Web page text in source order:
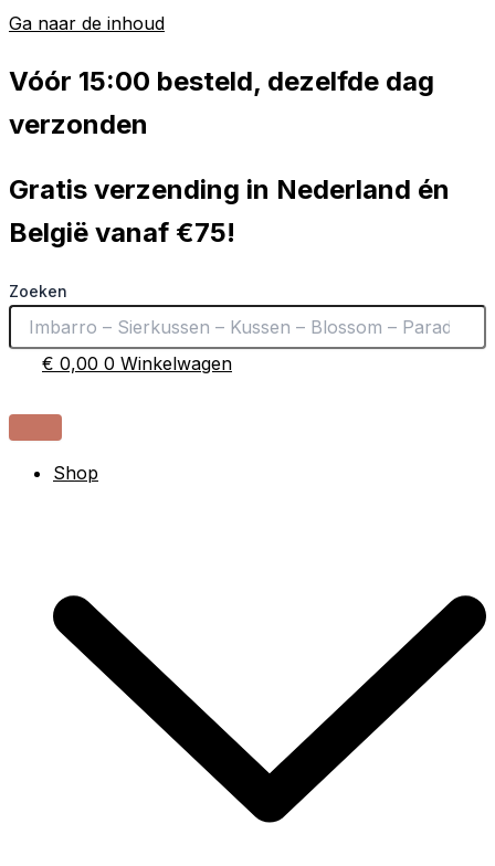
Ga naar de inhoud
Vóór 15:00 besteld, dezelfde dag
verzonden
Gratis verzending in Nederland én
België vanaf €75!
Zoeken
€ 0,00 0 Winkelwagen
Shop